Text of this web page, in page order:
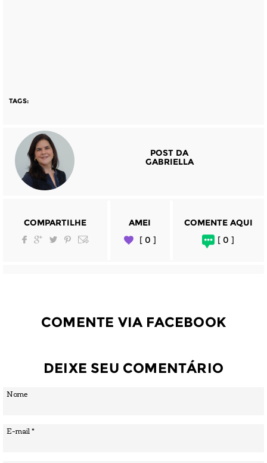
TAGS:
POST DA
GABRIELLA
COMPARTILHE
AMEI
[ 0 ]
COMENTE AQUI
[ 0 ]
COMENTE VIA FACEBOOK
DEIXE SEU COMENTÁRIO